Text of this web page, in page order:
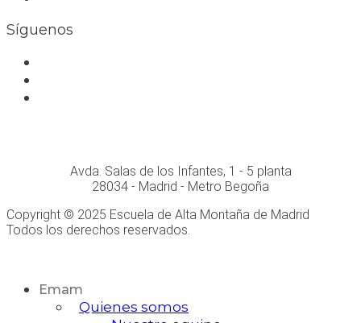
Síguenos
Avda. Salas de los Infantes, 1 - 5 planta
28034 - Madrid - Metro Begoña
Copyright © 2025 Escuela de Alta Montaña de Madrid
Todos los derechos reservados.
Emam
Quienes somos